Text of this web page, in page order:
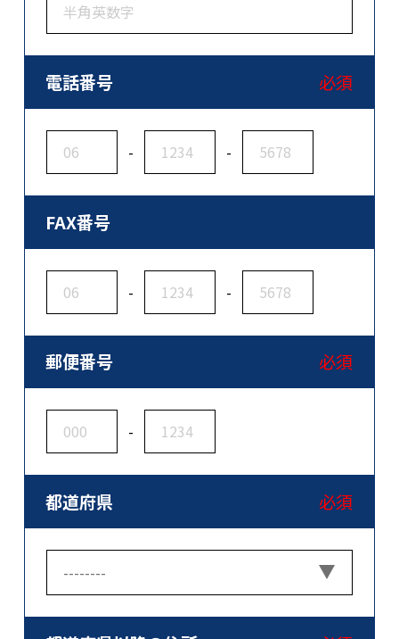
電話番号 必須
- -
FAX番号
- -
郵便番号 必須
-
都道府県 必須